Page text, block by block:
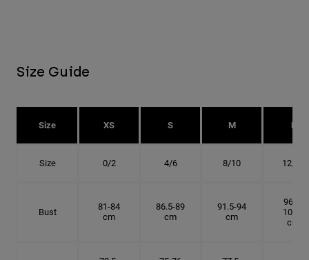
Size Guide
Size XS S M L
Size 0/2 4/6 8/10 12/14
Bust
81-84
cm
86.5-89
cm
91.5-94
cm
96.5-
101.5
cm